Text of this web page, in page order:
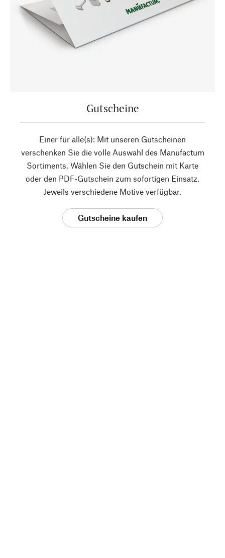
Gutscheine
Einer für alle(s): Mit unseren Gutscheinen
verschenken Sie die volle Auswahl des Manufactum
Sortiments. Wählen Sie den Gutschein mit Karte
oder den PDF-Gutschein zum sofortigen Einsatz.
Jeweils verschiedene Motive verfügbar.
Gutscheine kaufen